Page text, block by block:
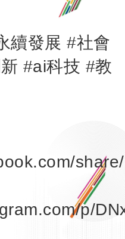
續發展 #社會
#ai科技 #教
p/